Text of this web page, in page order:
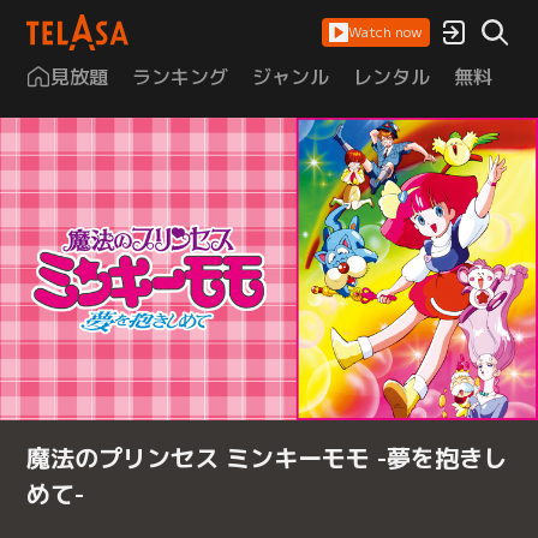
Watch now
見放題 ランキング ジャンル レンタル 無料
魔法のプリンセス ミンキーモモ -夢を抱きし
めて-